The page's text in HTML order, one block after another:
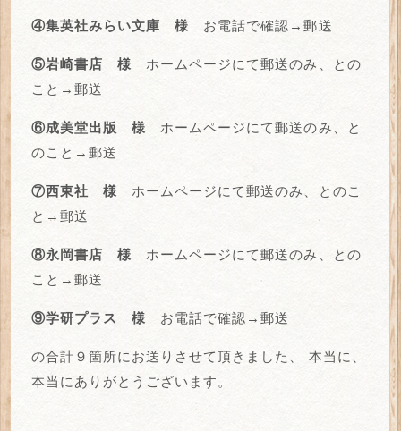
④集英社みらい文庫 様 お電話で確認→郵送
⑤岩崎書店 様 ホームページにて郵送のみ、との
こと→郵送
⑥成美堂出版 様 ホームページにて郵送のみ、と
のこと→郵送
⑦西東社 様 ホームページにて郵送のみ、とのこ
と→郵送
⑧永岡書店 様 ホームページにて郵送のみ、との
こと→郵送
⑨学研プラス 様 お電話で確認→郵送
の合計９箇所にお送りさせて頂きました、
本当に、
本当にありがとうございます。